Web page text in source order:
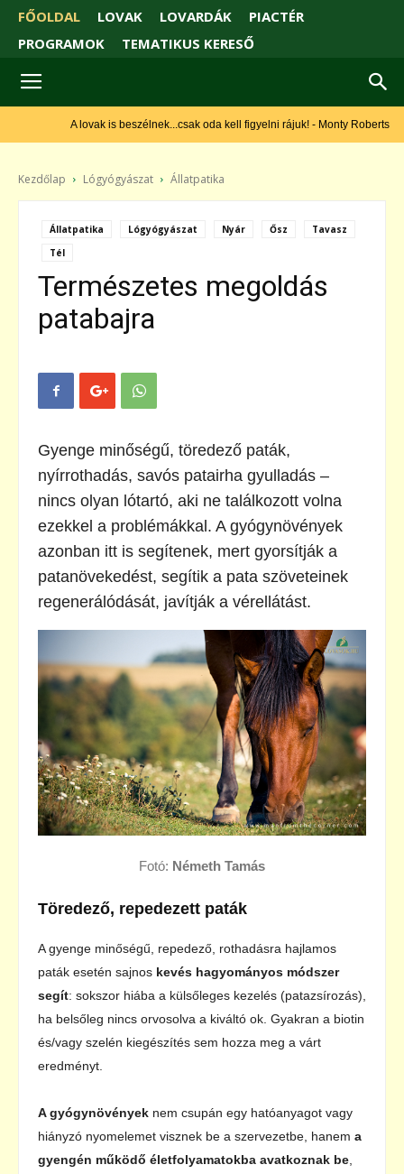
FŐOLDAL LOVAK LOVARDÁK
PIACTÉR
PROGRAMOK
TEMATIKUS KERESŐ
A lovak is beszélnek...csak oda kell figyelni rájuk! - Monty Roberts
Kezdőlap Lógyógyászat Állatpatika
Állatpatika Lógyógyászat Nyár Ősz
Tavasz
Tél
Természetes megoldás
patabajra
Gyenge minőségű, töredező paták,
nyírrothadás, savós patairha gyulladás –
nincs olyan lótartó, aki ne találkozott volna
ezekkel a problémákkal. A gyógynövények
azonban itt is segítenek, mert gyorsítják a
patanövekedést, segítik a pata szöveteinek
regenerálódását, javítják a vérellátást.
Fotó: Németh Tamás
Töredező, repedezett paták
A gyenge minőségű, repedező, rothadásra hajlamos
paták esetén sajnos kevés hagyományos módszer
segít: sokszor hiába a külsőleges kezelés (patazsírozás),
ha belsőleg nincs orvosolva a kiváltó ok. Gyakran a biotin
és/vagy szelén kiegészítés sem hozza meg a várt
eredményt.
A gyógynövények nem csupán egy hatóanyagot vagy
hiányzó nyomelemet visznek be a szervezetbe, hanem a
gyengén működő életfolyamatokba avatkoznak be